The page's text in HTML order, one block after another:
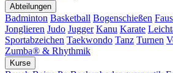
Abteilungen
Badminton Basketball Bogenschießen
Jonglieren Judo Jugger Kanu Karate
Sportabzeichen Taekwondo Tanz Turnen
Zumba® & Rhythmik
Kurse